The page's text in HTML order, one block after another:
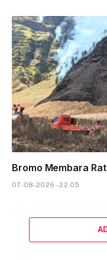
Bromo Membara
07-08-2026 - 22.05